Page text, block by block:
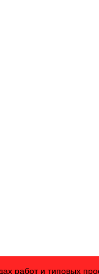
работ и типовых